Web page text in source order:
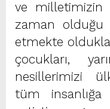
ve milletimizin
zaman
etmekte
çocukları,
nesillerimizi
tüm